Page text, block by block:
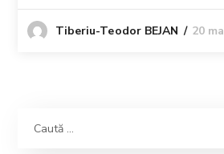
Tiberiu-Teodor BEJAN 20